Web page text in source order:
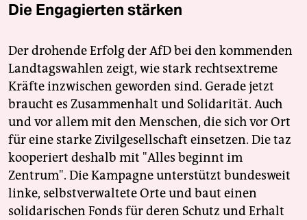
Die Engagierten stärken
Der drohende Erfolg der AfD bei den kommenden
Landtagswahlen zeigt, wie stark rechtsextreme
Kräfte inzwischen geworden sind. Gerade jetzt
braucht es Zusammenhalt und Solidarität. Auch
und vor allem mit den Menschen, die sich vor Ort
für eine starke Zivilgesellschaft einsetzen. Die taz
kooperiert deshalb mit "Alles beginnt im
Zentrum". Die Kampagne unterstützt bundesweit
linke, selbstverwaltete Orte und baut einen
solidarischen Fonds für deren Schutz und Erhalt